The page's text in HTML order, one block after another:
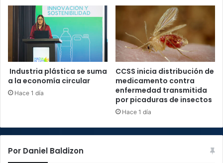
Industria plástica se suma
a la economía circular
Hace 1 día
CCSS inicia distribución de
medicamento contra
enfermedad transmitida
por picaduras de insectos
Hace 1 día
Por Daniel Baldizon